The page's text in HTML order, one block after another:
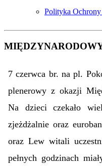
Polityka
7 czerwca br. na pl.
plenerowy z okazji
Na dzieci czekało
zjeżdżalnie oraz
oraz Lew witali
pełnych godzinach